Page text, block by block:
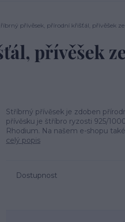
přívěsek, přírodní křišťál, přívěšek ze
přívěšek
Stříbrný přívěsek je zdoben
přívěsku je štříbro ryzosti 925/
Rhodium. Na našem e-shopu
celý popis
Dostupnost